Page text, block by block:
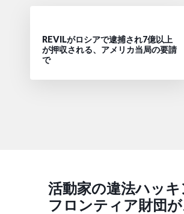
REVILがロシアで逮捕され7億以上
が押収される、アメリカ当局の要請
で
活動家の違法ハッ
フロンティア財団